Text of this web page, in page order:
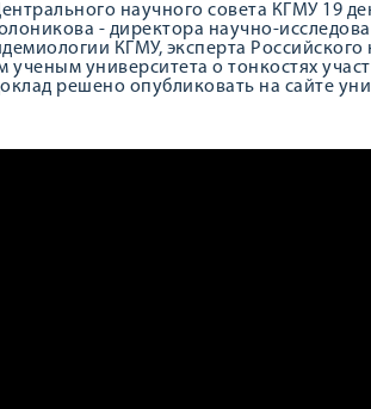
научного совета КГМУ 19
- директора научно-
КГМУ, эксперта
ученым университета о тонкостях
решено опубликовать на сайте